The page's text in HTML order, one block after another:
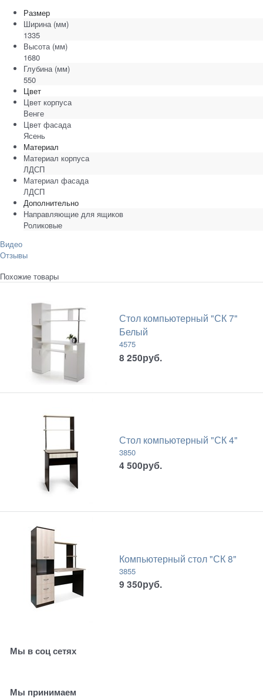
Размер
Ширина (мм)
1335
Высота (мм)
1680
Глубина (мм)
550
Цвет
Цвет корпуса
Венге
Цвет фасада
Ясень
Материал
Материал корпуса
ЛДСП
Материал фасада
ЛДСП
Дополнительно
Направляющие для ящиков
Роликовые
Видео
Отзывы
Похожие товары
Стол компьютерный "СК 7"
Белый
4575
8 250руб.
Стол компьютерный "СК 4"
3850
4 500руб.
Компьютерный стол "СК 8"
3855
9 350руб.
Мы в соц сетях
Мы принимаем